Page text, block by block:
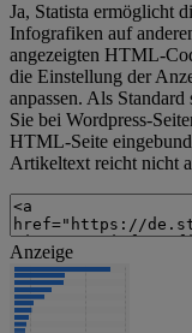
Ja, Statista ermöglicht
Infografiken auf
angezeigten HTML-
die Einstellung der
anpassen. Als
Sie bei Wordpress-
HTML-Seite
Artikeltext reicht nicht
Anzeige